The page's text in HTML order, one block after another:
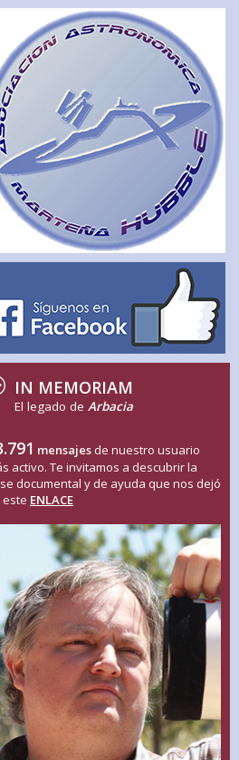
IN MEMORIAM
El legado de Arbacia
mensajes de nuestro usuario
activo. Te invitamos a descubrir la
documental y de ayuda que nos dejó
ENLACE